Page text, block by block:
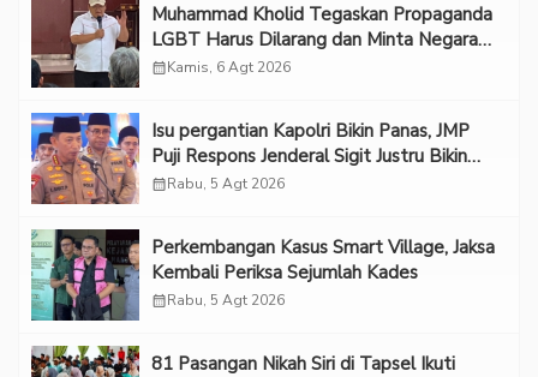
Muhammad Kholid Tegaskan Propaganda
LGBT Harus Dilarang dan Minta Negara
Melindungi Korban
calendar_monthKamis, 6 Agt 2026
Isu pergantian Kapolri Bikin Panas, JMP
Puji Respons Jenderal Sigit Justru Bikin
“Adem”
calendar_monthRabu, 5 Agt 2026
Perkembangan Kasus Smart Village, Jaksa
Kembali Periksa Sejumlah Kades
calendar_monthRabu, 5 Agt 2026
81 Pasangan Nikah Siri di Tapsel Ikuti